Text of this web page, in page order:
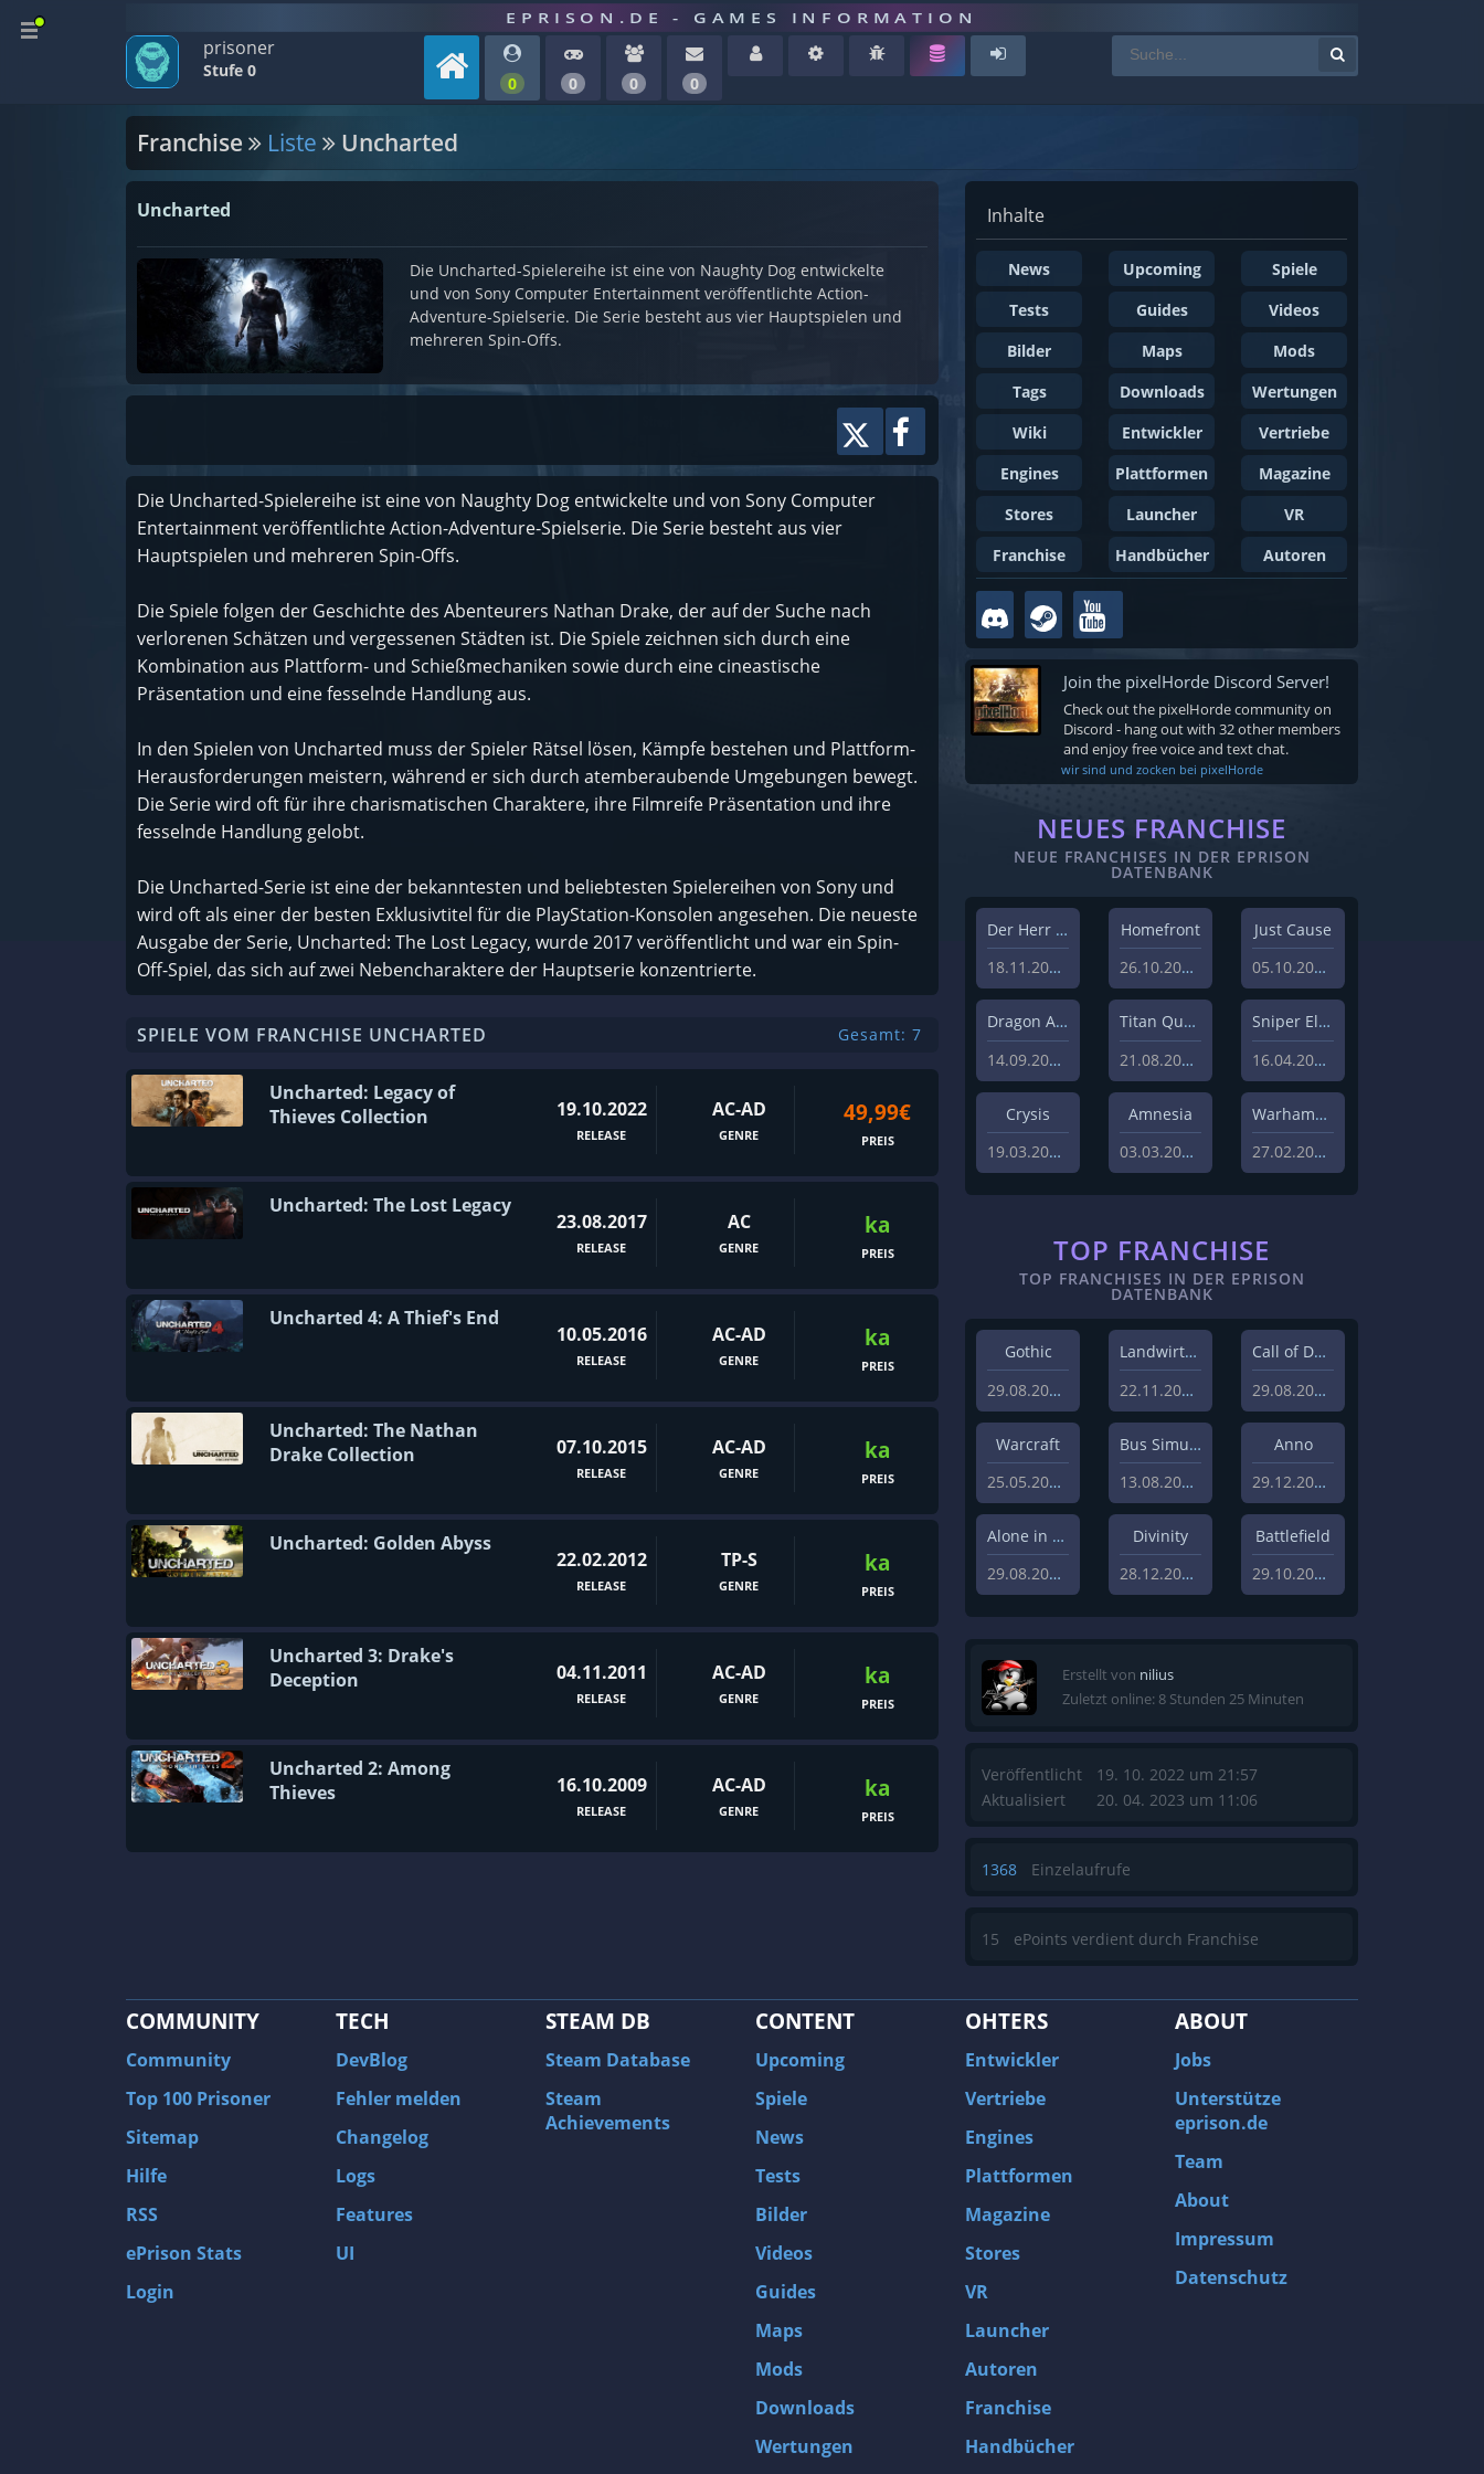
EPRISON.DE - GAMES INFORMATION
prisoner
Stufe 0
0 0 0 0
Franchise Liste Uncharted
Uncharted
Die Uncharted-Spielereihe ist eine von Naughty Dog entwickelte
und von Sony Computer Entertainment veröffentlichte Action-
Adventure-Spielserie. Die Serie besteht aus vier Hauptspielen und
mehreren Spin-Offs.
Die Uncharted-Spielereihe ist eine von Naughty Dog entwickelte und von Sony Computer
Entertainment veröffentlichte Action-Adventure-Spielserie. Die Serie besteht aus vier
Hauptspielen und mehreren Spin-Offs.
Die Spiele folgen der Geschichte des Abenteurers Nathan Drake, der auf der Suche nach
verlorenen Schätzen und vergessenen Städten ist. Die Spiele zeichnen sich durch eine
Kombination aus Plattform- und Schießmechaniken sowie durch eine cineastische
Präsentation und eine fesselnde Handlung aus.
In den Spielen von Uncharted muss der Spieler Rätsel lösen, Kämpfe bestehen und Plattform-
Herausforderungen meistern, während er sich durch atemberaubende Umgebungen bewegt.
Die Serie wird oft für ihre charismatischen Charaktere, ihre Filmreife Präsentation und ihre
fesselnde Handlung gelobt.
Die Uncharted-Serie ist eine der bekanntesten und beliebtesten Spielereihen von Sony und
wird oft als einer der besten Exklusivtitel für die PlayStation-Konsolen angesehen. Die neueste
Ausgabe der Serie, Uncharted: The Lost Legacy, wurde 2017 veröffentlicht und war ein Spin-
Off-Spiel, das sich auf zwei Nebencharaktere der Hauptserie konzentrierte.
SPIELE VOM FRANCHISE UNCHARTED Gesamt: 7
Uncharted: Legacy of
Thieves Collection
19.10.2022
RELEASE
AC-AD
GENRE
49,99€
PREIS
Uncharted: The Lost Legacy
23.08.2017
RELEASE
AC
GENRE
ka
PREIS
Uncharted 4: A Thief's End
10.05.2016
RELEASE
AC-AD
GENRE
ka
PREIS
Uncharted: The Nathan
Drake Collection
07.10.2015
RELEASE
AC-AD
GENRE
ka
PREIS
Uncharted: Golden Abyss
22.02.2012
RELEASE
TP-S
GENRE
ka
PREIS
Uncharted 3: Drake's
Deception
04.11.2011
RELEASE
AC-AD
GENRE
ka
PREIS
Uncharted 2: Among
Thieves
16.10.2009
RELEASE
AC-AD
GENRE
ka
PREIS
Inhalte
News Upcoming
Spiele
Tests
Guides
Videos
Bilder
Maps
Mods
Tags
Downloads
Wertungen
Wiki
Entwickler
Vertriebe
Engines
Plattformen
Magazine
Stores
Launcher
VR
Franchise
Handbücher Autoren
Join the pixelHorde Discord Server!
Check out the pixelHorde community on
Discord - hang out with 32 other members
and enjoy free voice and text chat.
wir sind und zocken bei pixelHorde
NEUES FRANCHISE
NEUE FRANCHISES IN DER EPRISON
DATENBANK
Der Herr der Ringe
18.11.2023
Homefront
26.10.2023
Just Cause
05.10.2023
Dragon Age
14.09.2023
Titan Quest
21.08.2023
Sniper Elite
16.04.2023
Crysis
19.03.2023
Amnesia
03.03.2023
Warhammer 40,000
27.02.2023
TOP FRANCHISE
TOP FRANCHISES IN DER EPRISON
DATENBANK
Gothic
29.08.2018
Landwirtschafts-Simulator
22.11.2018
Call of Duty
29.08.2018
Warcraft
25.05.2019
Bus Simulator
13.08.2020
Anno
29.12.2018
Alone in the Dark
29.08.2018
Divinity
28.12.2018
Battlefield
29.10.2019
Erstellt von nilius
Zuletzt online: 8 Stunden 25 Minuten
Veröffentlicht
Aktualisiert
19. 10. 2022 um 21:57
20. 04. 2023 um 11:06
1368 Einzelaufrufe
15 ePoints verdient durch Franchise
COMMUNITY
Community
Top 100 Prisoner
Sitemap
Hilfe
RSS
ePrison Stats
Login
TECH
DevBlog
Fehler melden
Changelog
Logs
Features
UI
STEAM DB
Steam Database
Steam
Achievements
CONTENT
Upcoming
Spiele
News
Tests
Bilder
Videos
Guides
Maps
Mods
Downloads
Wertungen
OHTERS
Entwickler
Vertriebe
Engines
Plattformen
Magazine
Stores
VR
Launcher
Autoren
Franchise
Handbücher
ABOUT
Jobs
Unterstütze
eprison.de
Team
About
Impressum
Datenschutz